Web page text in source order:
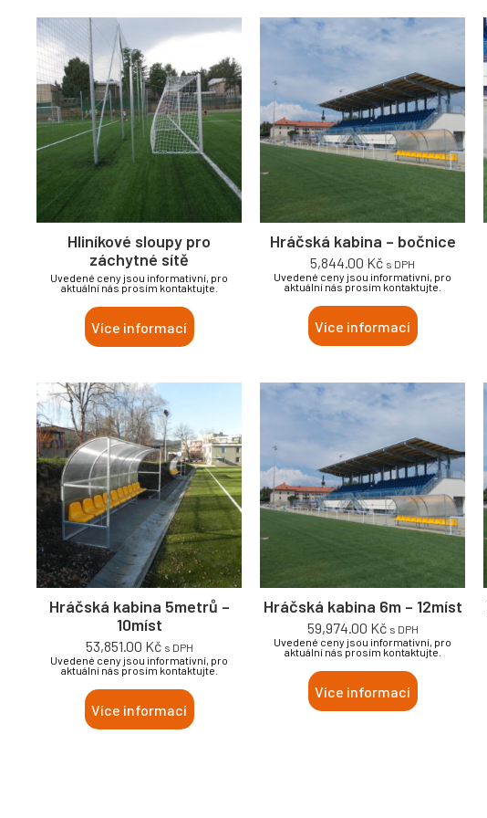
Hliníkové sloupy pro
záchytné sítě
Uvedené ceny jsou informativní, pro
aktuální nás prosím kontaktujte.
Více informací
Hráčská kabina – bočnice
5,844.00 Kč s DPH
Uvedené ceny jsou informativní, pro
aktuální nás prosím kontaktujte.
Více informací
Hráčská kabina 5metrů –
10míst
53,851.00 Kč s DPH
Uvedené ceny jsou informativní, pro
aktuální nás prosím kontaktujte.
Více informací
Hráčská kabina 6m – 12míst
59,974.00 Kč s DPH
Uvedené ceny jsou informativní, pro
aktuální nás prosím kontaktujte.
Více informací